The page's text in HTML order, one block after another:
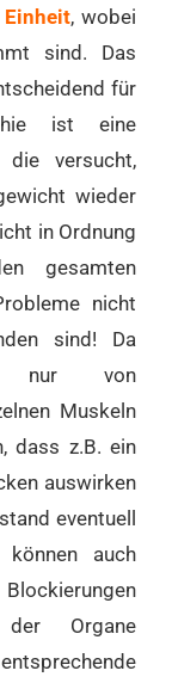
Einheit, wobei
sind. Das
für
ist eine
die versucht,
wieder
in Ordnung
gesamten
nicht
sind! Da
nur von
Muskeln
dass z.B. ein
auswirken
eventuell
können auch
der Organe